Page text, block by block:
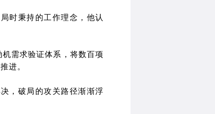
时秉持的工作理念，他认
需求验证体系，将数百项
进。
，破局的攻关路径渐渐浮